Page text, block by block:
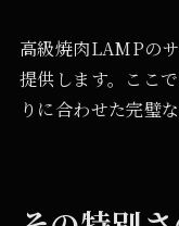
高級焼肉LAMPの
提供します。ここ
りに合わせた完璧